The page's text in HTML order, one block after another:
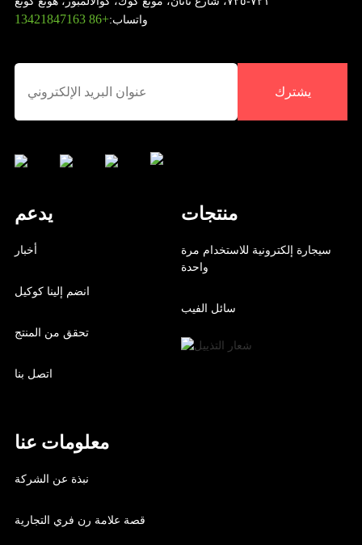
واتساب:+86 13421847163
يشترك
يدعم
أخبار
انضم إلينا كوكيل
تحقق من المنتج
اتصل بنا
منتجات
سيجارة إلكترونية للاستخدام مرة
واحدة
سائل الفيب
معلومات عنا
نبذة عن الشركة
قصة علامة رن فري التجارية